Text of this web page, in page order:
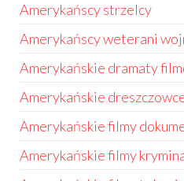
Amerykańscy strzelcy
Amerykańscy weterani
Amerykańskie dramaty
Amerykańskie
Amerykańskie filmy
Amerykańskie filmy